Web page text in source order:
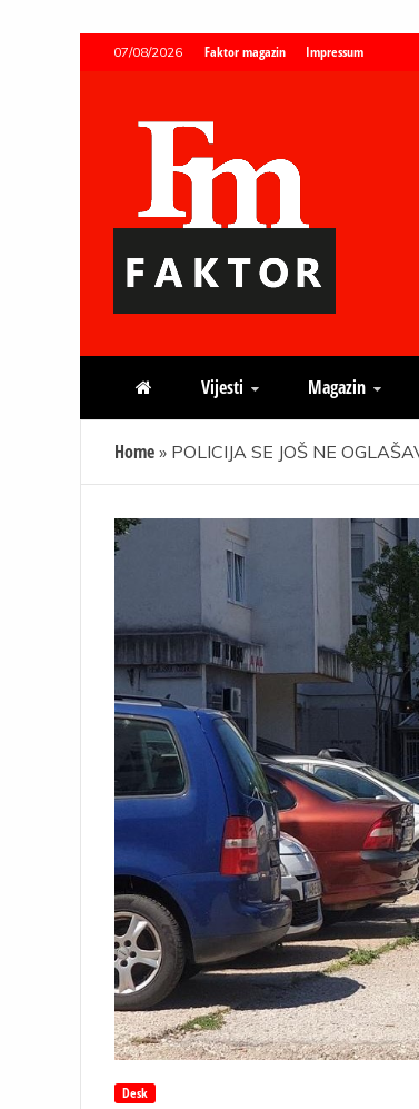
07/08/2026 Faktor magazin Impressum
Faktor magazin
Vijesti Magazin
Home » POLICIJA SE JOŠ NE
Desk